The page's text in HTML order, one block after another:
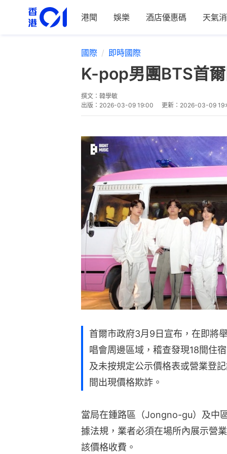
港聞 娛樂 酒店優惠碼 天氣
國際 即時國際
K-pop男團BTS首
撰文： 韓學敏
出版： 2026-03-09 19:00 更新： 2026-03-09
首爾市政府3月9日宣布，在即將
唱會周邊區域，稽查發現18間住
及未按規定公示價格表或營業登
間出現價格欺詐。
當局在鍾路區（Jongno-gu）及中
據法規，業者必須在場所內展示營
該價格收費。